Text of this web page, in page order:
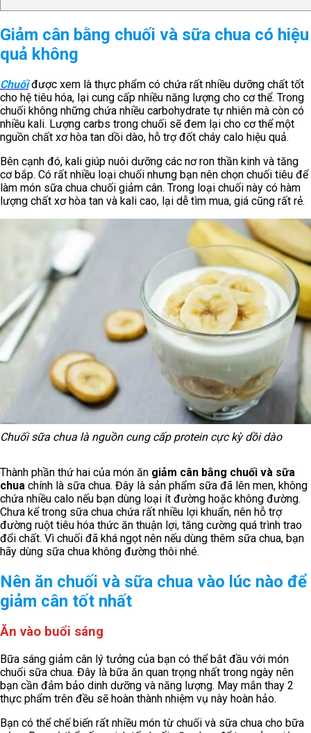
Giảm cân bằng chuối và sữa chua có hiệu
quả không
Chuốiđược xem là thực phẩm có chứa rất nhiều dưỡng chất tốt
cho hệ tiêu hóa, lại cung cấp nhiều năng lượng cho cơ thể. Trong
chuối không những chứa nhiều carbohydrate tự nhiên mà còn có
nhiều kali. Lượng carbs trong chuối sẽ đem lại cho cơ thể một
nguồn chất xơ hòa tan dồi dào, hỗ trợ đốt cháy calo hiệu quả.
Bên cạnh đó, kali giúp nuôi dưỡng các nơ ron thần kinh và tăng
cơ bắp. Có rất nhiều loại chuối nhưng bạn nên chọn chuối tiêu để
làm món sữa chua chuối giảm cân. Trong loại chuối này có hàm
lượng chất xơ hòa tan và kali cao, lại dễ tìm mua, giá cũng rất rẻ.
Chuối sữa chua là nguồn cung cấp protein cực kỳ dồi dào
Thành phần thứ hai của món ăn giảm cân bằng chuối và sữa
chua chính là sữa chua. Đây là sản phẩm sữa đã lên men, không
chứa nhiều calo nếu bạn dùng loại ít đường hoặc không đường.
Chưa kể trong sữa chua chứa rất nhiều lợi khuẩn, nên hỗ trợ
đường ruột tiêu hóa thức ăn thuận lợi, tăng cường quá trình trao
đổi chất. Vì chuối đã khá ngọt nên nếu dùng thêm sữa chua, bạn
hãy dùng sữa chua không đường thôi nhé.
Nên ăn chuối và sữa chua vào lúc nào để
giảm cân tốt nhất
Ăn vào buổi sáng
Bữa sáng giảm cân lý tưởng của bạn có thể bắt đầu với món
chuối sữa chua. Đây là bữa ăn quan trọng nhất trong ngày nên
bạn cần đảm bảo dinh dưỡng và năng lượng. May mắn thay 2
thực phẩm trên đều sẽ hoàn thành nhiệm vụ này hoàn hảo.
Bạn có thể chế biến rất nhiều món từ chuối và sữa chua cho bữa